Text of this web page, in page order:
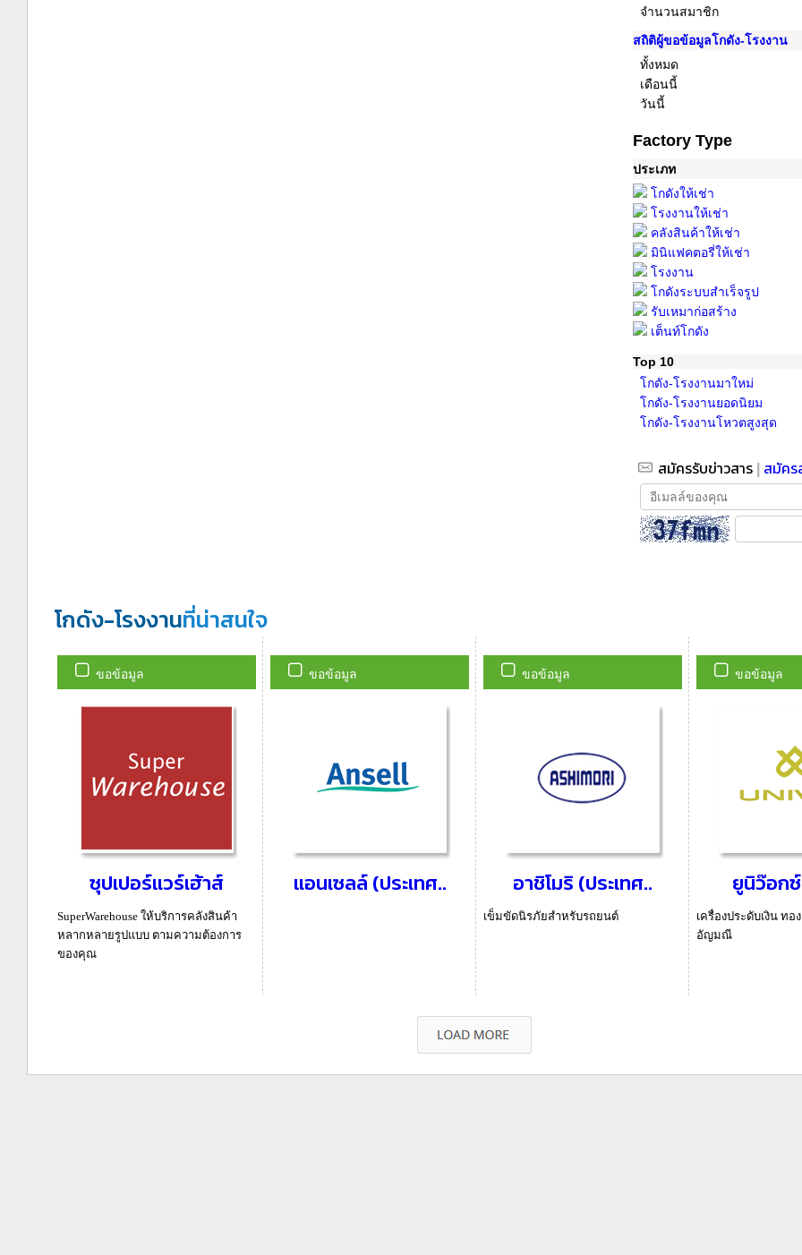
จำนวนสมาชิก
สถิติผู้ขอข้อมูลโกดัง-โรงงาน
ทั้งหมด
เดือนนี้
วันนี้
Factory Type
ประเภท
โกดังให้เช่า
โรงงานให้เช่า
คลังสินค้าให้เช่า
มินิแฟคตอรี่ให้เช่า
โรงงาน
โกดังระบบสำเร็จรูป
รับเหมาก่อสร้าง
เต็นท์โกดัง
Top 10
โกดัง-โรงงานมาใหม่
โกดัง-โรงงานยอดนิยม
โกดัง-โรงงานโหวตสูงสุด
โกดัง-โรงงานที่น่าสนใจ
ขอข้อมูล
ซุปเปอร์แวร์เฮ้าส์
SuperWarehouse ให้บริการคลังสินค้า
หลากหลายรูปแบบ ตามความต้องการ
ของคุณ
ขอข้อมูล
แอนเซลล์ (ประเทศ..
ขอข้อมูล
อาชิโมริ (ประเทศ..
เข็มขัดนิรภัยสำหรับรถยนต์
ขอข้อมูล
ยูนิว๊อก
เครื่องประดับเงิน ทอ
อัญมณี